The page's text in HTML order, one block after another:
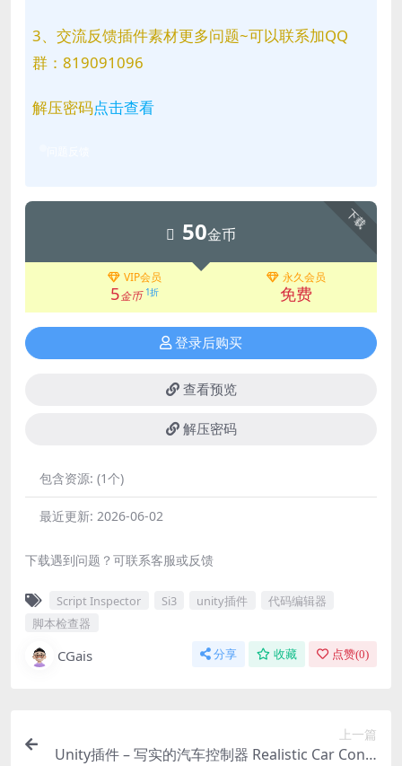
3、交流反馈插件素材更多问题~可以联系加QQ
群：819091096
解压密码点击查看
下载
50金币
VIP会员
5金币 1折
永久会员
免费
登录后购买
查看预览
解压密码
包含资源: (1个)
最近更新: 2026-06-02
下载遇到问题？可联系客服或反馈
Script Inspector Si3 unity插件
代码编辑器
脚本检查器
CGais 分享 收藏 点赞(0)
上一篇
Unity插件 – 写实的汽车控制器 Realistic Car Contr